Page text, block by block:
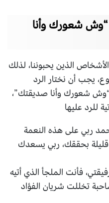
شعورك وأنا
الذين يحبوننا، لذلك
يجب أن نختار الرد
شعورك وأنا صديقتك”،
للرد عليها
ربي على هذه النعمة
قليلة بحققك، ربي يسعدك
فأنت الملجأ الذي أتيه
تخللت شريان الفؤاد